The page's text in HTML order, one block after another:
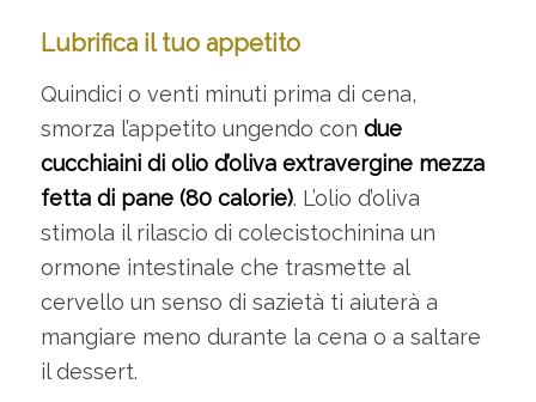
Lubrifica il tuo appetito
Quindici o venti minuti prima di cena,
smorza l’appetito ungendo con due
cucchiaini di olio d’oliva extravergine mezza
fetta di pane (80 calorie). L’olio d’oliva
stimola il rilascio di colecistochinina un
ormone intestinale che trasmette al
cervello un senso di sazietà ti aiuterà a
mangiare meno durante la cena o a saltare
il dessert.